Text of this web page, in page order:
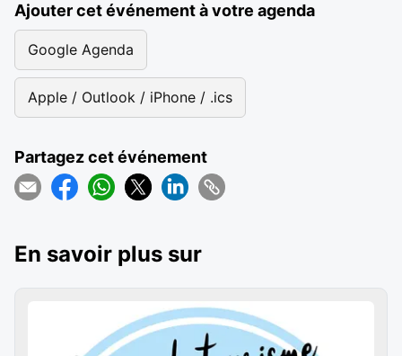
Ajouter cet événement à votre agenda
Google Agenda
Apple / Outlook / iPhone / .ics
Partagez cet événement
En savoir plus sur